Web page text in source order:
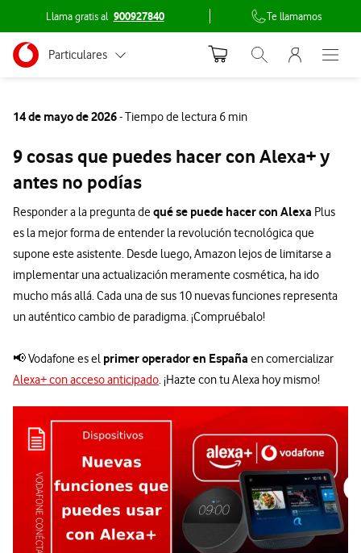
Llama gratis al 900927840 Te llamamos
Ir a la pagina principal de vodafone.es
Menu navegación Segmento
Particulares
Grandes empresas y AA.PP.
Abrir buscador.
Menu
Abre
14 de mayo de 2026- Tiempo de lectura 6 min
9 cosas que puedes hacer con Alexa+ y
antes no podías
Responder a la pregunta dequé se puede hacer con Alexa Plus
es la mejor forma de entender la revolución tecnológica que
supone este asistente. Desde luego, Amazon lejos de limitarse a
implementar una actualización meramente cosmética, ha ido
mucho más allá. Cada una de sus 10 nuevas funciones representa
un auténtico cambio de paradigma. ¡Compruébalo!
📢 Vodafone es el primer operador en España en comercializar
Alexa+ con acceso anticipado. ¡Hazte con tu Alexa hoy mismo!